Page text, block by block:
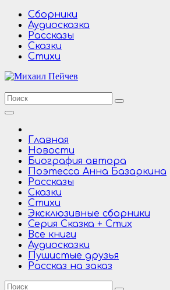
Перейти
содержимому
Сборники
Аудиосказка
Рассказы
Сказки
Стихи
Главная
Новости
Биография автора
Поэтесса Анна Базаркина
Рассказы
Сказки
Стихи
Эксклюзивные сборники
Серия Сказка + Стих
Все книги
Аудиосказки
Пушистые друзья
Рассказ на заказ